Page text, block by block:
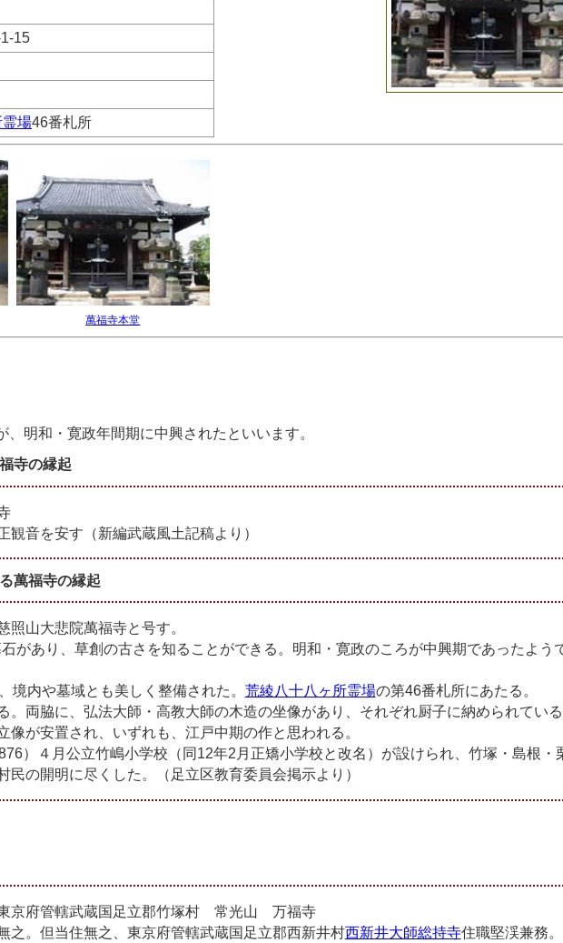
15
場46番札所
萬福寺本堂
明和・寛政年間期に中興されたといいます。
寺の縁起
観音を安す（新編武蔵風土記稿より）
萬福寺の縁起
照山大悲院萬福寺と号す。
があり、草創の古さを知ることができる。明和・寛政のころが中興期であったよう
境内や墓域とも美しく整備された。 荒綾八十八ヶ所霊場の第46番札所にあたる。
。両脇に、弘法大師・高教大師の木造の坐像があり、それぞれ厨子に納められてい
像が安置され、いずれも、江戸中期の作と思われる。
）４月公立竹嶋小学校（同12年2月正矯小学校と改名）が設けられ、竹塚・島根・
民の開明に尽くした。（足立区教育委員会掲示より）
京府管轄武蔵国足立郡竹塚村 常光山 万福寺
之。但当住無之、東京府管轄武蔵国足立郡西新井村西新井大師総持寺住職堅渓兼務。